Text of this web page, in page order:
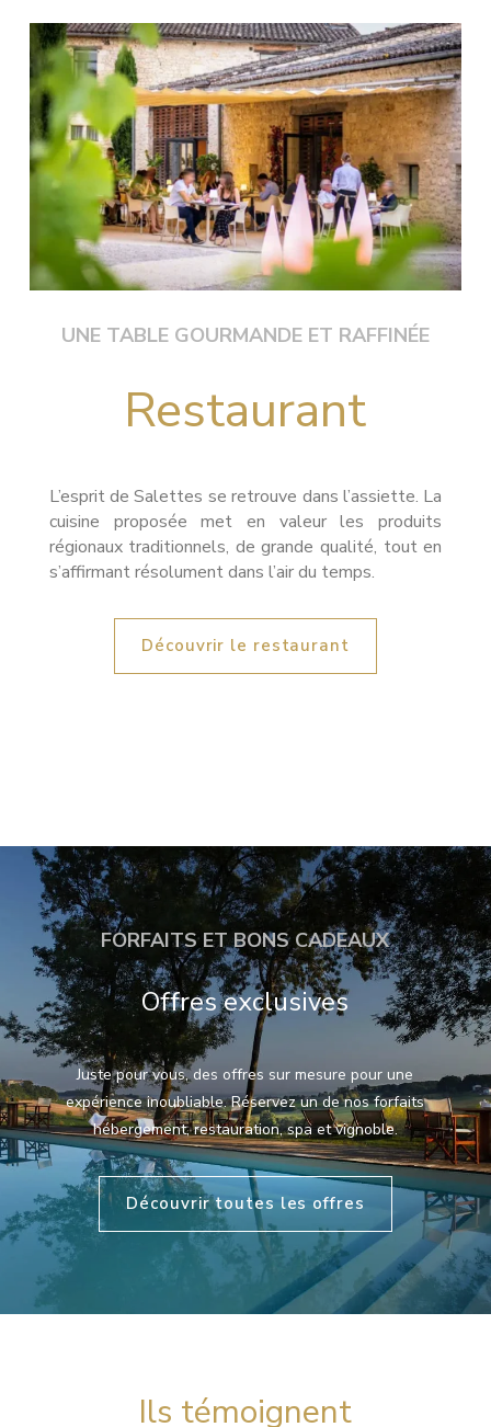
UNE TABLE GOURMANDE ET RAFFINÉE
Restaurant
L’esprit de Salettes se retrouve dans l’assiette. La
cuisine proposée met en valeur les produits
régionaux traditionnels, de grande qualité, tout en
s’affirmant résolument dans l’air du temps.
Découvrir le restaurant
FORFAITS ET BONS CADEAUX
Offres exclusives
Juste pour vous, des offres sur mesure pour une
expérience inoubliable. Réservez un de nos forfaits
hébergement, restauration, spa et vignoble.
Découvrir toutes les offres
Ils témoignent